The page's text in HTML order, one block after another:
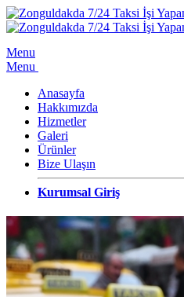
Menu
Menu
Anasayfa
Hakkımızda
Hizmetler
Galeri
Ürünler
Bize Ulaşın
Kurumsal Giriş